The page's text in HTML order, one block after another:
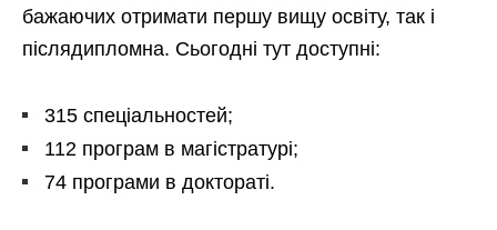
бажаючих отримати першу вищу освіту, так і
післядипломна. Сьогодні тут доступні:
315 спеціальностей;
112 програм в магістратурі;
74 програми в доктораті.